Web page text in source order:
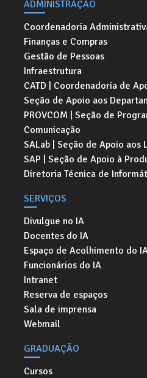
ADMINISTRAÇÃO
Coordenadoria
Finanças e Compras
Gestão de Pessoas
Infraestrutura
CATD | Coordenadoria de
Seção de Apoio aos
PROVCOM | Seção de
Comunicação
SALab | Seção de Apoio aos
SAP | Seção de Apoio à
Diretoria Técnica de
SERVIÇOS
Divulgue no IA
Docentes do IA
Espaço de Acolhimento do
Funcionários do IA
Intranet
Reserva de espaços
Sala de imprensa
Webmail
GRADUAÇÃO
Cursos